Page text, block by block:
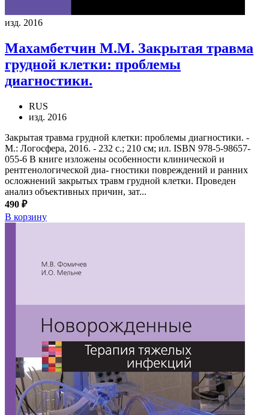
изд. 2016
Махамбетчин М.М. Закрытая травма
грудной клетки: проблемы
диагностики.
RUS
изд. 2016
Закрытая травма грудной клетки: проблемы диагностики. -
М.: Логосфера, 2016. - 232 с.; 210 см; ил. ISBN 978-5-98657-
055-6 В книге изложены особенности клинической и
рентгенологической диа- гностики повреждений и ранних
осложнений закрытых травм грудной клетки. Проведен
анализ объективных причин, зат...
490 ₽
В корзину